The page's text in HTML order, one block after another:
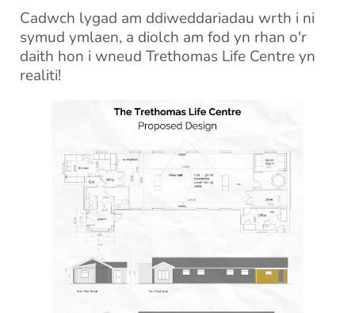
Cadwch lygad am ddiweddariadau wrth i ni
symud ymlaen, a diolch am fod yn rhan o'r
daith hon i wneud Trethomas Life Centre yn
realiti!